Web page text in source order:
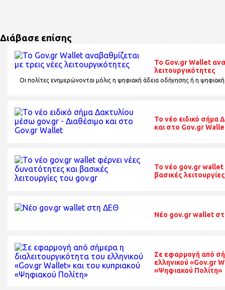
Διάβασε επίσης
Το Gov.gr Wallet
λειτουργικότητες
Οι πολίτες ενημερώνονται μόλις η ψηφιακή άδεια οδήγησης ή η
Το νέο ειδικό σήμα
και στο Gov.gr
To νέο gov.gr wallet
βασικές
Nέο gov.gr wallet
Σε εφαρμογή από
ελληνικού «Gov.gr
«Ψηφιακού Πολίτη»